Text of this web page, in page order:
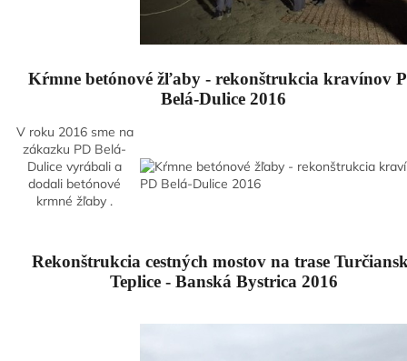
Kŕmne betónové žľaby - rekonštrukcia kravínov
Belá-Dulice 2016
V roku 2016 sme na
zákazku PD Belá-
Dulice vyrábali a
dodali betónové
krmné žľaby .
Rekonštrukcia cestných mostov na trase
Teplice - Banská Bystrica 2016